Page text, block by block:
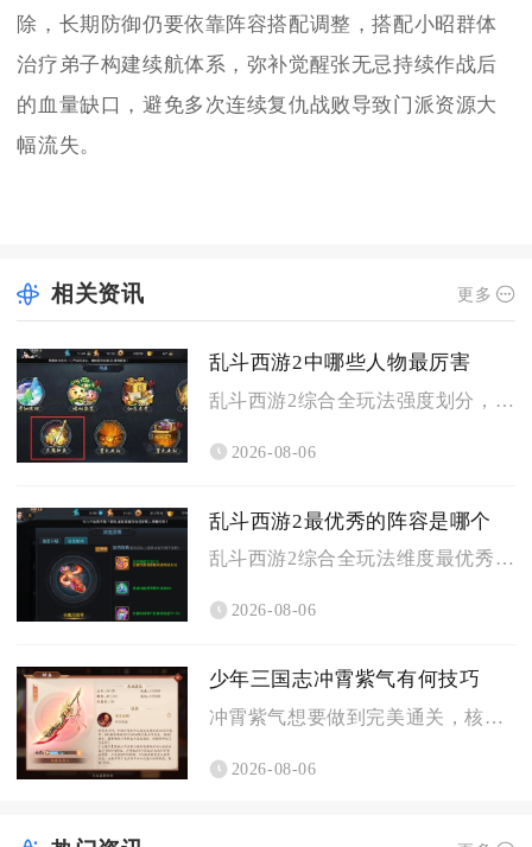
除，长期防御仍要依靠阵容搭配调整，搭配小昭群体
治疗弟子构建续航体系，弥补觉醒张无忌持续作战后
的血量缺口，避免多次连续复仇战败导致门派资源大
幅流失。
相关资讯 更多
乱斗西游2中哪些人物最厉害
乱斗西游2综合全玩法强度划分，公认综合实力顶尖的强势人物分为...
2026-08-06
乱斗西游2最优秀的阵容是哪个
乱斗西游2综合全玩法维度最优秀的阵容为蛟魔王搭配魍魉与牛头马...
2026-08-06
少年三国志冲霄紫气有何技巧
冲霄紫气想要做到完美通关，核心技巧就是严格遵循拆帐篷、破机关...
2026-08-06